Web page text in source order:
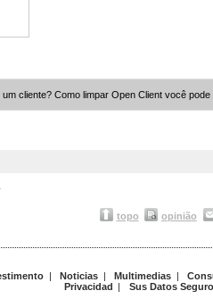
cliente? Como limpar Open Client você
topo opinião
| Noticias | Multimedias |
Privacidad |
Sus Datos